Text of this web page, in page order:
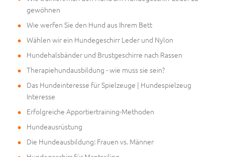
gewöhnen
Wie werfen Sie den Hund aus Ihrem Bett
Wählen wir ein Hundegeschirr Leder und Nylon
Hundehalsbänder und Brustgeschirre nach Rassen
Therapiehundausbildung - wie muss sie sein?
Das Hundeinteresse für Spielzeuge | Hundespielzeug
Interesse
Erfolgreiche Apportiertraining-Methoden
Hundeausrüstung
Die Hundeausbildung: Frauen vs. Männer